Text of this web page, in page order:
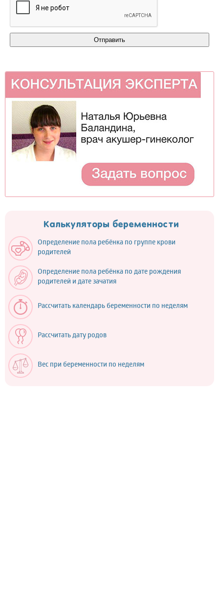
Калькуляторы беременности
Определение пола ребёнка по группе крови
родителей
Определение пола ребёнка по дате рождения
родителей и дате зачатия
Рассчитать календарь беременности по неделям
Рассчитать дату родов
Вес при беременности по неделям